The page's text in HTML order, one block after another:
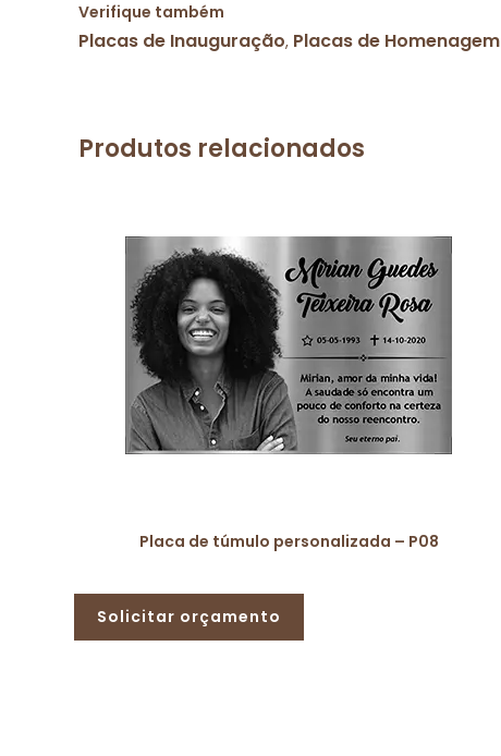
Verifique também
Placas de Inauguração, Placas de Homenagem
Produtos relacionados
Placa de túmulo personalizada – P08
Solicitar orçamento